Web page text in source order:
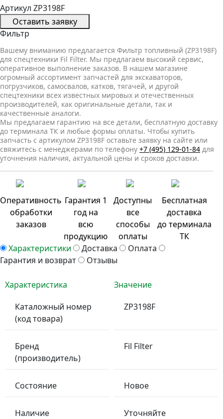
Артикул ZP3198F
Оставить заявку
Фильтр
Вашему вниманию предлагается Фильтр топливный (ZP3198F)
для спецтехники Fil Filter. Мы предлагаем высокий сервис,
оперативное выполнение заказов. В нашем магазине
огромный ассортимент запчастей для экскаваторов,
погрузчиков, самосвалов, катков, тягачей, и другой
спецтехники всех известных мировых и отечественных
производителей, как оригинальные детали, так и
качественные аналоги.
Мы предлагаем гарантию на все детали, бесплатную доставку
до терминала ТК и любые формы оплаты. Чтобы купить
запчасть с артикулом ZP3198F оставьте заявку на сайте или
свяжитесь с менеджерами по телефону +7 (495) 129-01-84 для
уточнения наличия, актуальной цены и сроков доставки.
Оперативность
обработки
заказов
Гарантия 1
год на
всю
продукцию
Доступны
все
способы
оплаты
Бесплатная
доставка
до терминала
ТК
Характеристики
Доставка
Оплата
Гарантия и возврат
Отзывы
Характеристика
Значение
Каталожный номер
(код товара)
ZP3198F
Бренд
(производитель)
Fil Filter
Состояние Новое
Наличие Уточняйте